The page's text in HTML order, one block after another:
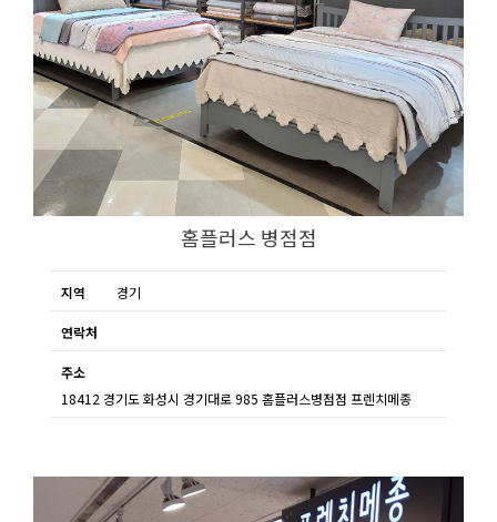
홈플러스 병점점
지역 경기
연락처
주소
18412 경기도 화성시 경기대로 985 홈플러스병점점 프렌치메종